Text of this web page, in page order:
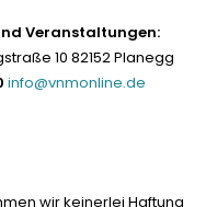
Veranstaltungen:
10 82152 Planegg
info@vnmonline.de
wir keinerlei Haftung